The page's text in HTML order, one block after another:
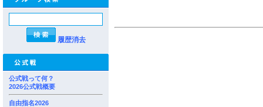
履歴消去
公式戦って何？
2026公式戦概要
自由指名2026